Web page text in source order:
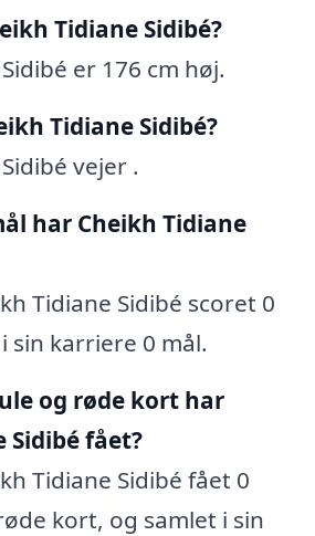
Tidiane Sidibé?
er 176 cm høj.
Tidiane Sidibé?
vejer .
har Cheikh Tidiane
Tidiane Sidibé scoret 0
sin karriere 0 mål.
og røde kort har
Sidibé fået?
Tidiane Sidibé fået 0
kort, og samlet i sin